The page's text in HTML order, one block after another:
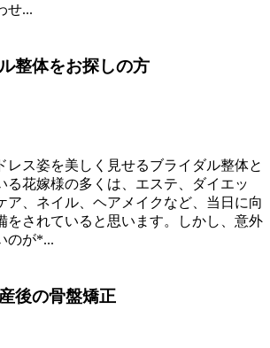
せ...
整体をお探しの方
レス姿を美しく見せるブライダル整体と
る花嫁様の多くは、エステ、ダイエッ
ア、ネイル、ヘアメイクなど、当日に向
をされていると思います。しかし、意外
のが*...
後の骨盤矯正